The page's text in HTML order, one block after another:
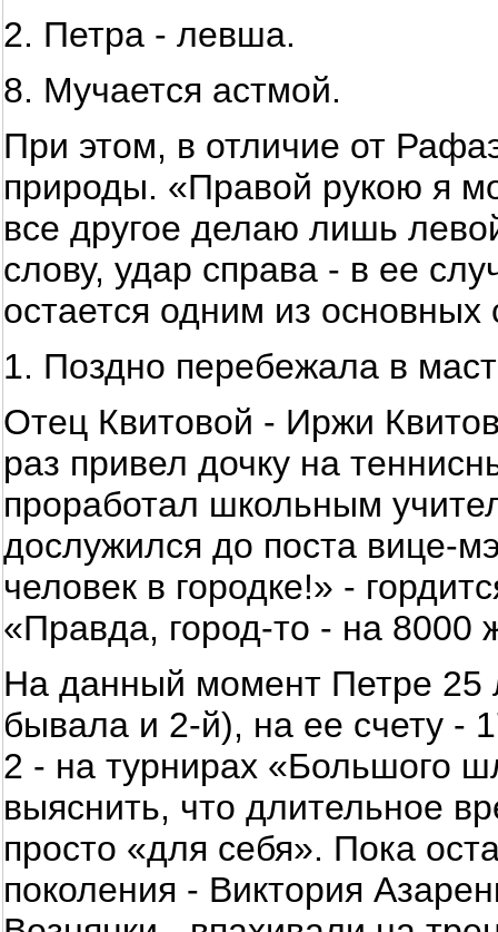
2. Петра - левша.
8. Мучается астмой.
При этом, в отличие от
природы. «Правой рукою я
все другое делаю лишь
слову, удар справа - в ее
остается одним из основных
1. Поздно перебежала в
Отец Квитовой - Иржи
раз привел дочку на
проработал школьным
дослужился до поста вице-
человек в городке!» -
«Правда, город-то - на 8000
На данный момент Петре 25
бывала и 2-й), на ее счету -
2 - на турнирах «Большого
выяснить, что длительное
просто «для себя». Пока
поколения - Виктория